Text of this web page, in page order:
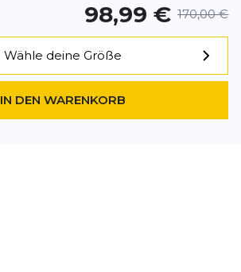
98,99 € 170,00 €
Wähle deine Größe
IN DEN WARENKORB